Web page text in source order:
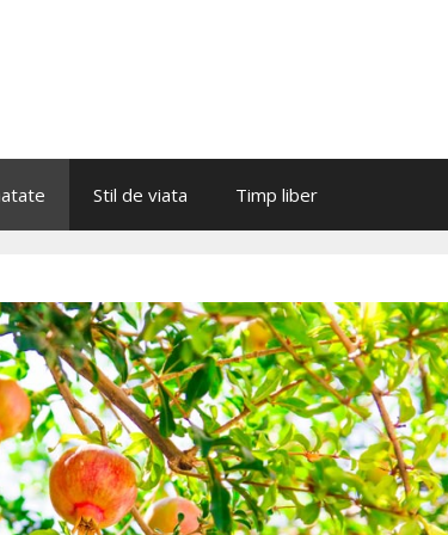
Stil de viata Timp liber